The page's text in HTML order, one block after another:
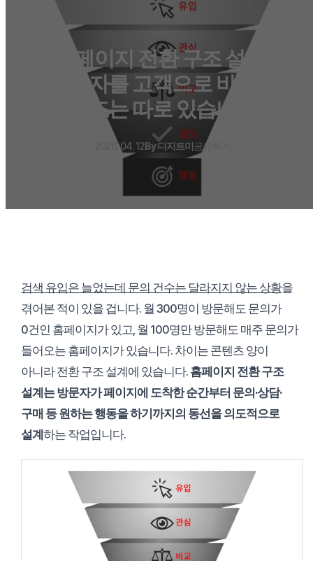
홈페이지 전환 구조 설계,
방문자를 고객으로 바꾸는
구조는 따로 있습니다
2026. 04. 12By 디지트미공유하기
검색 유입은 늘었는데 문의 건수는 달라지지 않는 상황을
겪어본 적이 있을 겁니다. 월 300명이 방문해도 문의가
0건인 홈페이지가 있고, 월 100명만 방문해도 매주 문의가
들어오는 홈페이지가 있습니다. 차이는 콘텐츠 양이
아니라 전환 구조 설계에 있습니다. 홈페이지 전환 구조
설계는 방문자가 페이지에 도착한 순간부터 문의·상담·
구매 등 원하는 행동을 하기까지의 동선을 의도적으로
설계하는 작업입니다.